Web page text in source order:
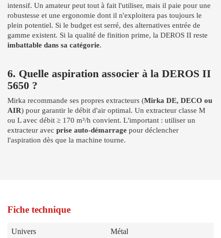
intensif. Un amateur peut tout à fait l'utiliser, mais il paie pour une
robustesse et une ergonomie dont il n'exploitera pas toujours le
plein potentiel. Si le budget est serré, des alternatives entrée de
gamme existent. Si la qualité de finition prime, la DEROS II reste
imbattable dans sa catégorie.
6. Quelle aspiration associer à la DEROS II
5650 ?
Mirka recommande ses propres extracteurs (Mirka DE, DECO ou
AIR) pour garantir le débit d'air optimal. Un extracteur classe M
ou L avec débit ≥ 170 m³/h convient. L'important : utiliser un
extracteur avec prise auto-démarrage pour déclencher
l'aspiration dès que la machine tourne.
Fiche technique
Univers Métal